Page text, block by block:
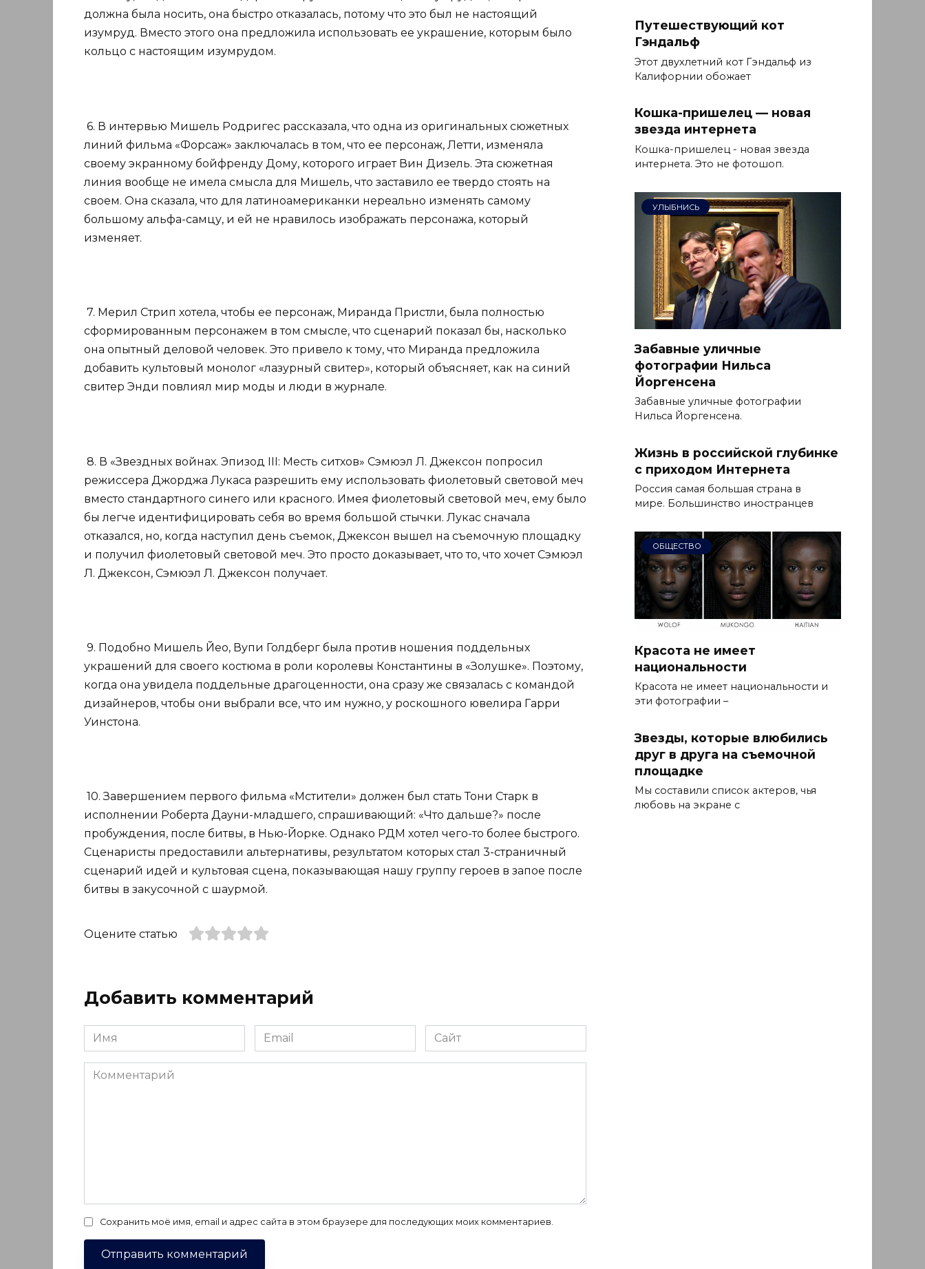
должна была носить, она быстро отказалась, потому что это был не настоящий
изумруд. Вместо этого она предложила использовать ее украшение, которым было
кольцо с настоящим изумрудом.
6. В интервью Мишель Родригес рассказала, что одна из оригинальных сюжетных
линий фильма «Форсаж» заключалась в том, что ее персонаж, Летти, изменяла
своему экранному бойфренду Дому, которого играет Вин Дизель. Эта сюжетная
линия вообще не имела смысла для Мишель, что заставило ее твердо стоять на
своем. Она сказала, что для латиноамериканки нереально изменять самому
большому альфа-самцу, и ей не нравилось изображать персонажа, который
изменяет.
7. Мерил Стрип хотела, чтобы ее персонаж, Миранда Пристли, была полностью
сформированным персонажем в том смысле, что сценарий показал бы, насколько
она опытный деловой человек. Это привело к тому, что Миранда предложила
добавить культовый монолог «лазурный свитер», который объясняет, как на синий
свитер Энди повлиял мир моды и люди в журнале.
8. В «Звездных войнах. Эпизод III: Месть ситхов» Сэмюэл Л. Джексон попросил
режиссера Джорджа Лукаса разрешить ему использовать фиолетовый световой меч
вместо стандартного синего или красного. Имея фиолетовый световой меч, ему было
бы легче идентифицировать себя во время большой стычки. Лукас сначала
отказался, но, когда наступил день съемок, Джексон вышел на съемочную площадку
и получил фиолетовый световой меч. Это просто доказывает, что то, что хочет Сэмюэл
Л. Джексон, Сэмюэл Л. Джексон получает.
9. Подобно Мишель Йео, Вупи Голдберг была против ношения поддельных
украшений для своего костюма в роли королевы Константины в «Золушке». Поэтому,
когда она увидела поддельные драгоценности, она сразу же связалась с командой
дизайнеров, чтобы они выбрали все, что им нужно, у роскошного ювелира Гарри
Уинстона.
10. Завершением первого фильма «Мстители» должен был стать Тони Старк в
исполнении Роберта Дауни-младшего, спрашивающий: «Что дальше?» после
пробуждения, после битвы, в Нью-Йорке. Однако РДМ хотел чего-то более быстрого.
Сценаристы предоставили альтернативы, результатом которых стал 3-страничный
сценарий идей и культовая сцена, показывающая нашу группу героев в запое после
битвы в закусочной с шаурмой.
Оцените статью
Добавить комментарий
Имя
*
Email
*
Сайт
Комментарий
Сохранить моё имя, email и адрес сайта в этом браузере для последующих моих комментариев.
Путешествующий кот
Гэндальф
Этот двухлетний кот Гэндальф из
Калифорнии обожает
Кошка-пришелец — новая
звезда интернета
Кошка-пришелец - новая звезда
интернета. Это не фотошоп.
УЛЫБНИСЬ
Забавные уличные
фотографии Нильса
Йоргенсена
Забавные уличные фотографии
Нильса Йоргенсена.
Жизнь в российской глубинке
с приходом Интернета
Россия самая большая страна в
мире. Большинство иностранцев
ОБЩЕСТВО
Красота не имеет
национальности
Красота не имеет национальности и
эти фотографии –
Звезды, которые влюбились
друг в друга на съемочной
площадке
Мы составили список актеров, чья
любовь на экране с